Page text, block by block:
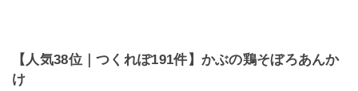
【人気38位｜つくれぽ191件】かぶの鶏そぼろあんか
け